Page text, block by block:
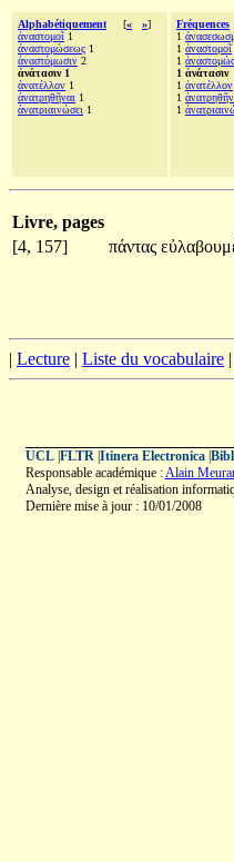
Alphabétiquement [« »]
ἀναστομοῖ 1
ἀναστομώσεως 1
ἀναστόμωσιν 2
ἀνάτασιν 1
ἀνατέλλον 1
ἀνατρηθῆναι 1
ἀνατριαινώσει 1
Fréquences
1
1 ἀναστομοῖ
1
1 ἀνάτασιν
1 ἀνατέλλον
1
1
Livre, pages
[4, 157]
πάντας
| Lecture | Liste du vocabulaire |
UCL| FLTR| Itinera Electronica|
Responsable académique :Alain
Analyse, design et réalisation
Dernière mise à jour : 10/01/2008